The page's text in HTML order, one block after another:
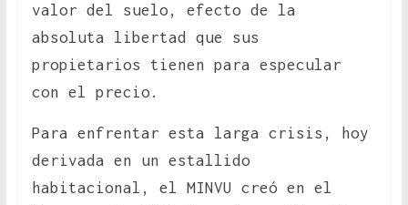
valor del suelo, efecto de la
absoluta libertad que sus
propietarios tienen para especular
con el precio.
Para enfrentar esta larga crisis, hoy
derivada en un estallido
habitacional, el MINVU creó en el